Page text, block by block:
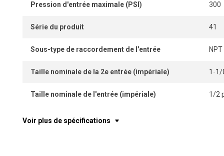
Pression d'entrée maximale (PSI) 300
Série du produit 41
Sous-type de raccordement de l'entrée NPT
Taille nominale de la 2e entrée (impériale) 1-1/
Taille nominale de l'entrée (impériale) 1/2
Voir plus de spécifications